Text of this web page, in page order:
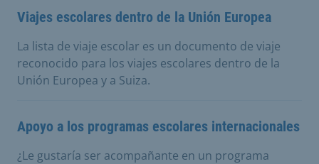
Viajes escolares dentro de la Unión Europea
La lista de viaje escolar es un documento de viaje
reconocido para los viajes escolares dentro de la
Unión Europea y a Suiza.
Apoyo a los programas escolares internacionales
¿Le gustaría ser acompañante en un programa